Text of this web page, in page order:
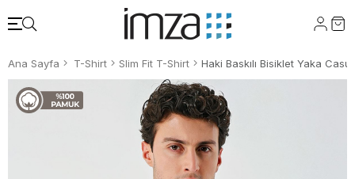
Ana Sayfa T-Shirt Slim Fit T-Shirt